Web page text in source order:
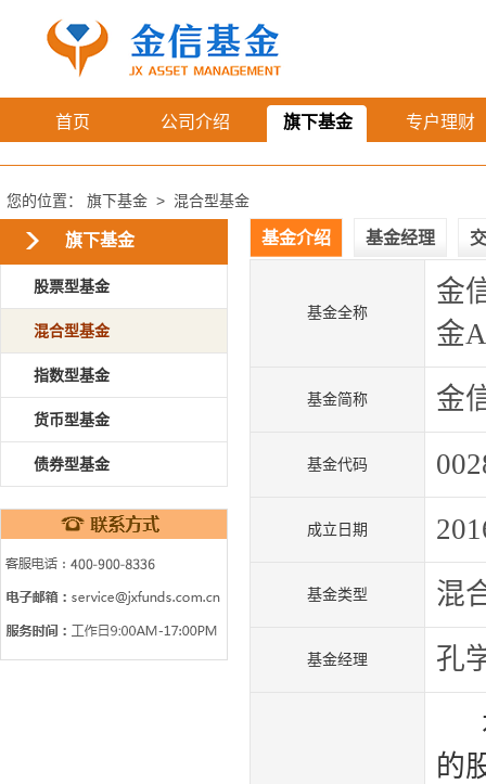
首页 公司介绍 旗下基金 专户理财
您的位置： 旗下基金 > 混合型基金
旗下基金
股票型基金
混合型基金
指数型基金
货币型基金
债券型基金
基金介绍 基金经理
基金全称
金
金
基金简称 金
基金代码
成立日期
基金类型 混
基金经理 孔
的